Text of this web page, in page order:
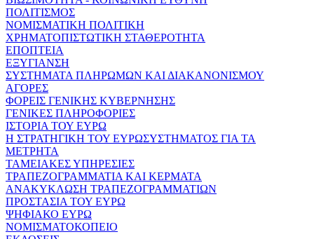
ΠΟΛΙΤΙΣΜΟΣ
ΝΟΜΙΣΜΑΤΙΚΗ ΠΟΛΙΤΙΚΗ
ΧΡΗΜΑΤΟΠΙΣΤΩΤΙΚΗ ΣΤΑΘΕΡΟΤΗΤΑ
ΕΠΟΠΤΕΙΑ
ΕΞΥΓΙΑΝΣΗ
ΣΥΣΤΗΜΑΤΑ ΠΛΗΡΩΜΩΝ ΚΑΙ ΔΙΑΚΑΝΟΝΙΣΜΟΥ
ΑΓΟΡΕΣ
ΦΟΡΕΙΣ ΓΕΝΙΚΗΣ ΚΥΒΕΡΝΗΣΗΣ
ΓΕΝΙΚΕΣ ΠΛΗΡΟΦΟΡΙΕΣ
ΙΣΤΟΡΙΑ ΤΟΥ ΕΥΡΩ
Η ΣΤΡΑΤΗΓΙΚΗ ΤΟΥ ΕΥΡΩΣΥΣΤΗΜΑΤΟΣ ΓΙΑ ΤΑ
ΜΕΤΡΗΤΑ
ΤΑΜΕΙΑΚΕΣ ΥΠΗΡΕΣΙΕΣ
ΤΡΑΠΕΖΟΓΡΑΜΜΑΤΙΑ ΚΑΙ ΚΕΡΜΑΤΑ
ΑΝΑΚΥΚΛΩΣΗ ΤΡΑΠΕΖΟΓΡΑΜΜΑΤΙΩΝ
ΠΡΟΣΤΑΣΙΑ ΤΟΥ ΕΥΡΩ
ΨΗΦΙΑΚΟ ΕΥΡΩ
ΝΟΜΙΣΜΑΤΟΚΟΠΕΙΟ